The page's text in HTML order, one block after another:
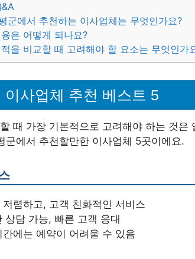
군에서 추천하는 이사업체는 무엇인가요?
은 어떻게 되나요?
을 비교할 때 고려해야 할 요소는 무엇인가
이사업체 추천 베스트 5
때 가장 기본적으로 고려해야 하는 것은
군에서 추천할만한 이사업체 5곳이에요.
저렴하고, 고객 친화적인 서비스
상담 가능, 빠른 고객 응대
간에는 예약이 어려울 수 있음